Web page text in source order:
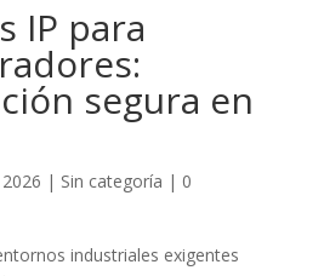
IP para
segura en
| Sin categoría | 0
industriales exigentes